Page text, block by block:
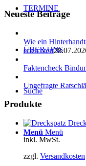
TERMINE
ÜBER UNS
Suche
Menü Menü
Neueste Beiträge
Wie ein
erleichtert
Faktencheck
Ungefragte
Produkte
inkl. MwSt.
zzgl. Versandkosten